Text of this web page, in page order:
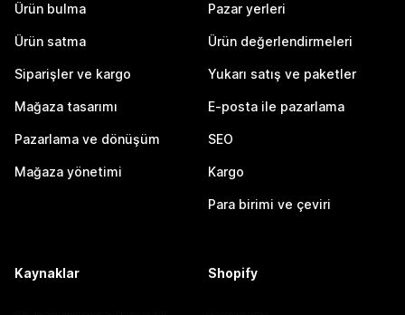
Ürün bulma
Ürün satma
Siparişler ve kargo
Mağaza tasarımı
Pazarlama ve dönüşüm
Mağaza yönetimi
Pazar yerleri
Ürün değerlendirmeleri
Yukarı satış ve paketler
E-posta ile pazarlama
SEO
Kargo
Para birimi ve çeviri
Kaynaklar Shopify